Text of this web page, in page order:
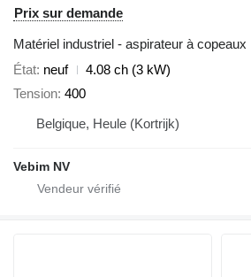
Prix sur demande
Matériel industriel - aspirateur à copeaux
État neuf
4.08 ch (3 kW)
Tension 400
Belgique, Heule (Kortrijk)
Vebim NV